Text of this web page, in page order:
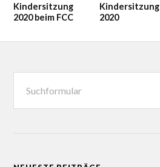
Kindersitzung
2020 beim FCC
Kindersitzung
2020